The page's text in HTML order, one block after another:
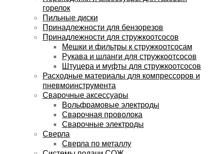
горелок
Пильные диски
Принадлежности для бензорезов
Принадлежности для стружкоотсосов
Мешки и фильтры к стружкоотсосам
Рукава и шланги для стружкоотсосов
Штуцера и муфты для стружкоотсосов
Расходные материалы для компрессоров и
пневмоинструмента
Сварочные аксессуары
Вольфрамовые электроды
Сварочная проволока
Сварочные электроды
Сверла
Сверла по металлу